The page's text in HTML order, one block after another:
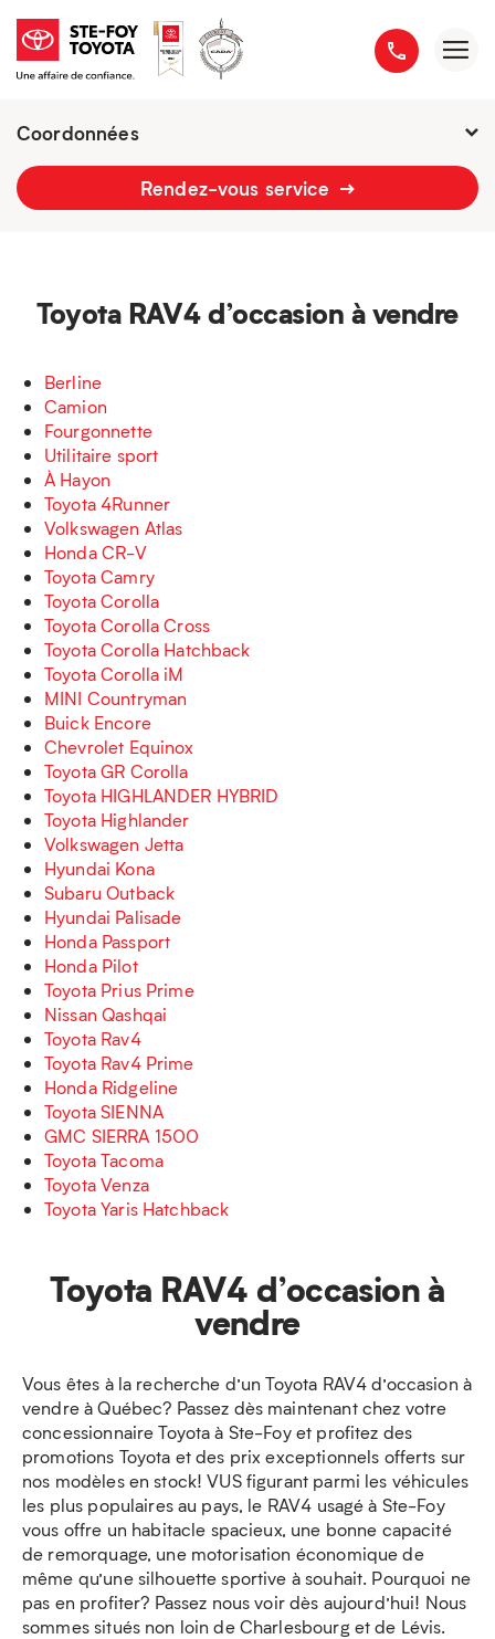
Coordonnées
Fermé : Ouverture-
Rendez-vous service
Toyota RAV4 d’occasion à vendre
Berline
Camion
Fourgonnette
Utilitaire sport
À Hayon
Toyota 4Runner
Volkswagen Atlas
Honda CR-V
Toyota Camry
Toyota Corolla
Toyota Corolla Cross
Toyota Corolla Hatchback
Toyota Corolla iM
MINI Countryman
Buick Encore
Chevrolet Equinox
Toyota GR Corolla
Toyota HIGHLANDER HYBRID
Toyota Highlander
Volkswagen Jetta
Hyundai Kona
Subaru Outback
Hyundai Palisade
Honda Passport
Honda Pilot
Toyota Prius Prime
Nissan Qashqai
Toyota Rav4
Toyota Rav4 Prime
Honda Ridgeline
Toyota SIENNA
GMC SIERRA 1500
Toyota Tacoma
Toyota Venza
Toyota Yaris Hatchback
Toyota RAV4 d’occasion à
vendre
Vous êtes à la recherche d’un Toyota RAV4 d’occasion à
vendre à Québec? Passez dès maintenant chez votre
concessionnaire Toyota à Ste-Foy et profitez des
promotions Toyota et des prix exceptionnels offerts sur
nos modèles en stock! VUS figurant parmi les véhicules
les plus populaires au pays, le RAV4 usagé à Ste-Foy
vous offre un habitacle spacieux, une bonne capacité
de remorquage, une motorisation économique de
même qu’une silhouette sportive à souhait. Pourquoi ne
pas en profiter? Passez nous voir dès aujourd’hui! Nous
sommes situés non loin de Charlesbourg et de Lévis.